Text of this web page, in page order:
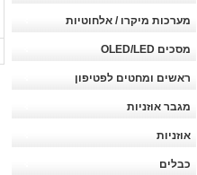
מערכות מיקרו / אלחוטיות
מסכים OLED/LED
ראשים ומחטים לפטיפון
מגבר אוזניות
אוזניות
כבלים